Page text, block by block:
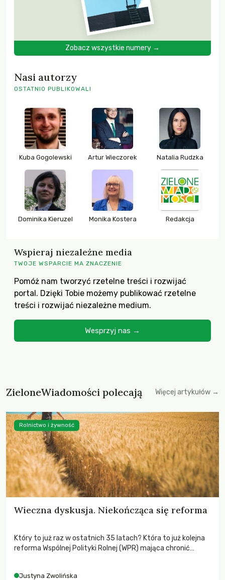
Zobacz wszystkie numery →
Nasi autorzy
OSTATNIO PUBLIKOWALI
Kuba Gogolewski Artur Wieczorek Natalia Rudzka
Dominika Kieruzel Monika Kostera Redakcja
Wspieraj niezależne media
TWOJE WSPARCIE MA ZNACZENIE
Pomóż nam tworzyć rzetelne treści i rozwijać
portal. Dzięki Tobie możemy publikować rzetelne
treści i rozwijać niezależne medium.
Wesprzyj nas →
ZieloneWiadomości polecają Więcej artykułów →
Wieczna dyskusja. Niekończąca się reforma
Który to już raz w ostatnich 35 latach? Która to już kolejna
reforma Wspólnej Polityki Rolnej (WPR) mająca chronić
Justyna Zwolińska
Rolnictwo i żywność